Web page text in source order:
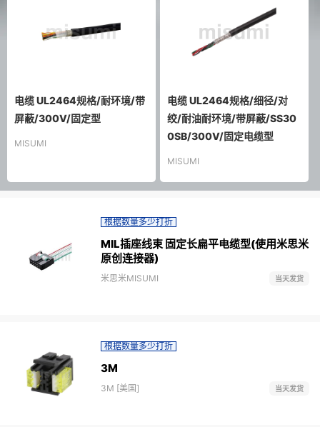
电缆 UL2464规格/耐环境/带
屏蔽/300V/固定型
MISUMI
电缆 UL2464规格/细径/对
绞/耐油耐环境/带屏蔽/SS30
0SB/300V/固定电缆型
MISUMI
根据数量多少打折
MIL插座线束 固定长扁平电缆型(使用米思米
原创连接器)
米思米MISUMI 当天发货
根据数量多少打折
3M
3M [美国] 当天发货